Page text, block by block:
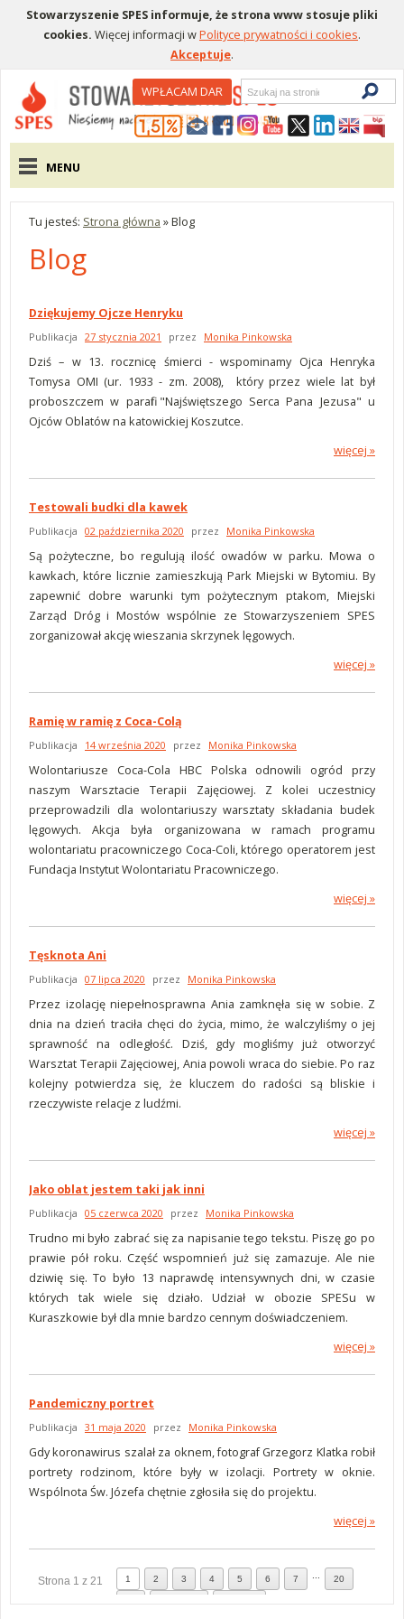
Stowarzyszenie SPES informuje, że strona www stosuje pliki
cookies. Więcej informacji wPolityce prywatności i cookies.
Akceptuje.
Menu pomocniczeWPŁACAM DAR
Wyszukiwarka
Menu główne
MENU
Tu jesteś: Strona główna »Blog
Blog
Dziękujemy Ojcze Henryku
Publikacja 27 stycznia 2021 przez Monika Pinkowska
Dziś – w 13. rocznicę śmierci - wspominamy Ojca Henryka
Tomysa OMI (ur. 1933 - zm. 2008), który przez wiele lat był
proboszczem w parafii "Najświętszego Serca Pana Jezusa" u
Ojców Oblatów na katowickiej Koszutce.
więcej »
Testowali budki dla kawek
Publikacja 02 października 2020 przez Monika Pinkowska
Są pożyteczne, bo regulują ilość owadów w parku. Mowa o
kawkach, które licznie zamieszkują Park Miejski w Bytomiu. By
zapewnić dobre warunki tym pożytecznym ptakom, Miejski
Zarząd Dróg i Mostów wspólnie ze Stowarzyszeniem SPES
zorganizował akcję wieszania skrzynek lęgowych.
więcej »
Ramię w ramię z Coca-Colą
Publikacja 14 września 2020 przez Monika Pinkowska
Wolontariusze Coca-Cola HBC Polska odnowili ogród przy
naszym Warsztacie Terapii Zajęciowej. Z kolei uczestnicy
przeprowadzili dla wolontariuszy warsztaty składania budek
lęgowych. Akcja była organizowana w ramach programu
wolontariatu pracowniczego Coca-Coli, którego operatorem jest
Fundacja Instytut Wolontariatu Pracowniczego.
więcej »
Tęsknota Ani
Publikacja 07 lipca 2020 przez Monika Pinkowska
Przez izolację niepełnosprawna Ania zamknęła się w sobie. Z
dnia na dzień traciła chęci do życia, mimo, że walczyliśmy o jej
sprawność na odległość. Dziś, gdy mogliśmy już otworzyć
Warsztat Terapii Zajęciowej, Ania powoli wraca do siebie. Po raz
kolejny potwierdza się, że kluczem do radości są bliskie i
rzeczywiste relacje z ludźmi.
więcej »
Jako oblat jestem taki jak inni
Publikacja 05 czerwca 2020 przez Monika Pinkowska
Trudno mi było zabrać się za napisanie tego tekstu. Piszę go po
prawie pół roku. Część wspomnień już się zamazuje. Ale nie
dziwię się. To było 13 naprawdę intensywnych dni, w czasie
których tak wiele się działo. Udział w obozie SPESu w
Kuraszkowie był dla mnie bardzo cennym doświadczeniem.
więcej »
Pandemiczny portret
Publikacja 31 maja 2020 przez Monika Pinkowska
Gdy koronawirus szalał za oknem, fotograf Grzegorz Klatka robił
portrety rodzinom, które były w izolacji. Portrety w oknie.
Wspólnota Św. Józefa chętnie zgłosiła się do projektu.
więcej »
Strona 1 z 21 1 2 3 4 5 6 7 20